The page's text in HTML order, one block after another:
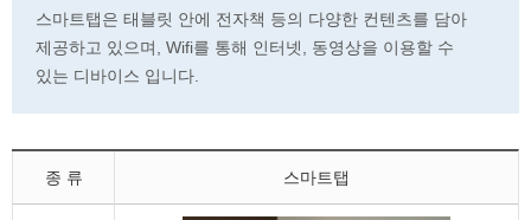
스마트탭은 태블릿 안에 전자책 등의 다양한 컨텐츠를 담아
제공하고 있으며, Wifi를 통해 인터넷, 동영상을 이용할 수
있는 디바이스 입니다.
종 류 스마트탭